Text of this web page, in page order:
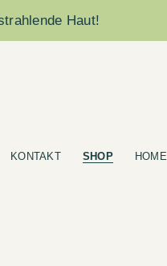
Haut!
KONTAKT SHOP HOME